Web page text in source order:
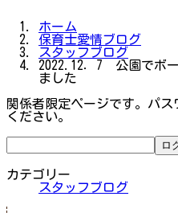
ホーム
保育士愛情ブログ
スタッフブログ
2022.12．7 公園でボ
ました
関係者限定ページです。パ
ください。
カテゴリー
スタッフブログ